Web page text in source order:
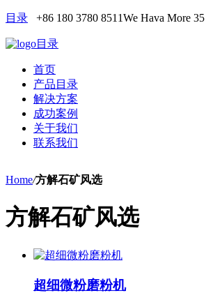
目录 +86 180 3780 8511We Hava More
目录
首页
产品目录
解决方案
成功案例
关于我们
联系我们
Home/方解石矿风选
方解石矿风选
超细微粉磨粉机